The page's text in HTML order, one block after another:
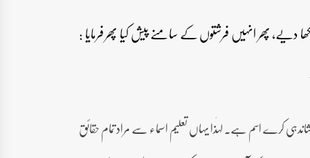
دیے، پھر انہیں فرشتوں کے سامنے پیش کیا پھر فرمایا :
کرے اسم ہے۔ لہٰذا یہاں تعلیم اسماء سے مراد تمام حقائق